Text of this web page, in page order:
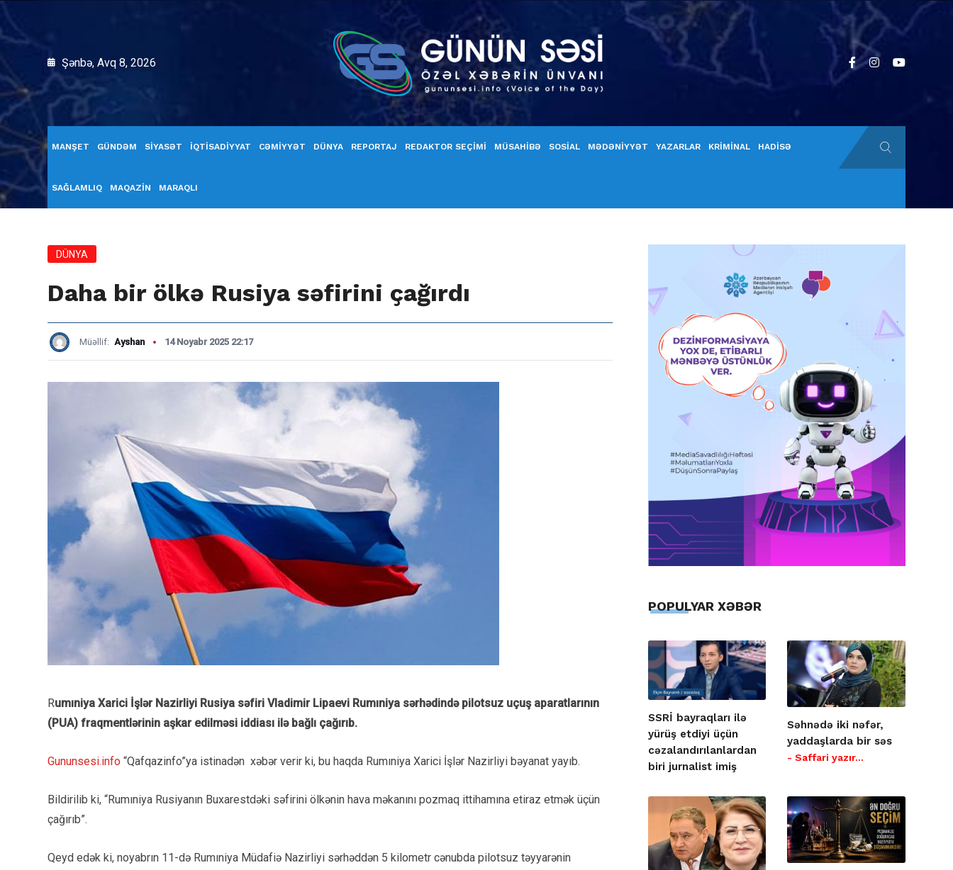
Şənbə, Avq 8, 2026
MANŞET GÜNDƏM SİYASƏT İQTİSADİYYAT CƏMİYYƏT DÜNYA REPORTAJ REDAKTOR SEÇİMİ MÜSAHİBƏ SOSİAL MƏDƏNİYYƏT YAZARLAR KRİMİNAL HADİSƏ
SAĞLAMLIQ MAQAZİN MARAQLI
DÜNYA
Daha bir ölkə Rusiya səfirini çağırdı
Müəllif: Ayshan 14 Noyabr 2025 22:17
Rumıniya Xarici İşlər Nazirliyi Rusiya səfiri Vladimir Lipaevi Rumıniya sərhədində pilotsuz uçuş aparatlarının
(PUA) fraqmentlərinin aşkar edilməsi iddiası ilə bağlı çağırıb.
Gununsesi.info “Qafqazinfo”ya istinadən xəbər verir ki, bu haqda Rumıniya Xarici İşlər Nazirliyi bəyanat yayıb.
Bildirilib ki, “Rumıniya Rusiyanın Buxarestdəki səfirini ölkənin hava məkanını pozmaq ittihamına etiraz etmək üçün
çağırıb”.
Qeyd edək ki, noyabrın 11-də Rumıniya Müdafiə Nazirliyi sərhəddən 5 kilometr cənubda pilotsuz təyyarənin
POPULYAR XƏBƏR
SSRİ bayraqları ilə
yürüş etdiyi üçün
cəzalandırılanlardan
biri jurnalist imiş
Səhnədə iki nəfər,
yaddaşlarda bir səs
- Saffari yazır…